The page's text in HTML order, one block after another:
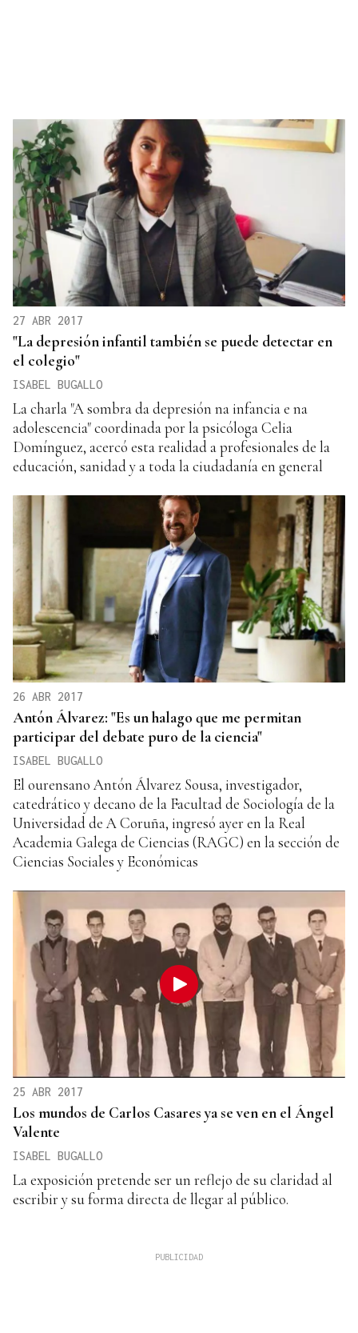
27 ABR 2017
"La depresión infantil también se puede detectar en
el colegio"
ISABEL BUGALLO
La charla "A sombra da depresión na infancia e na
adolescencia" coordinada por la psicóloga Celia
Domínguez, acercó esta realidad a profesionales de la
educación, sanidad y a toda la ciudadanía en general
26 ABR 2017
Antón Álvarez: "Es un halago que me permitan
participar del debate puro de la ciencia"
ISABEL BUGALLO
El ourensano Antón Álvarez Sousa, investigador,
catedrático y decano de la Facultad de Sociología de la
Universidad de A Coruña, ingresó ayer en la Real
Academia Galega de Ciencias (RAGC) en la sección de
Ciencias Sociales y Económicas
25 ABR 2017
Los mundos de Carlos Casares ya se ven en el Ángel
Valente
ISABEL BUGALLO
La exposición pretende ser un reflejo de su claridad al
escribir y su forma directa de llegar al público.